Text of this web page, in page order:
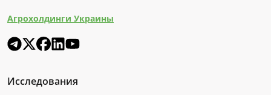
Агрохолдинги Украины
Исследования